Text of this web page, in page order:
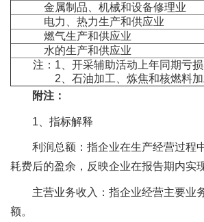
金属制品、机械和设备修理业
电力、热力生产和供应业
燃气生产和供应业
水的生产和供应业
注：1、开采辅助活动上年同期亏损
2、石油加工、炼焦和核燃料加
附注：
1、指标解释
利润总额：指企业在生产经营过程
耗费后的盈余，反映企业在报告期内实
主营业务收入：指企业经营主要业
额。